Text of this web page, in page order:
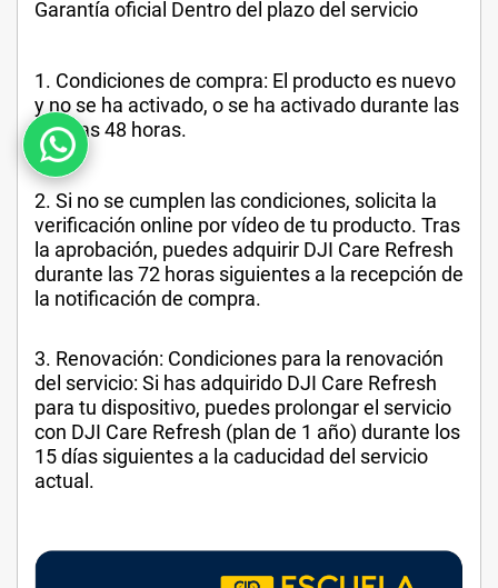
Garantía oficial Dentro del plazo del servicio
1. Condiciones de compra: El producto es nuevo
y no se ha activado, o se ha activado durante las
últimas 48 horas.
2. Si no se cumplen las condiciones, solicita la
verificación online por vídeo de tu producto. Tras
la aprobación, puedes adquirir DJI Care Refresh
durante las 72 horas siguientes a la recepción de
la notificación de compra.
3. Renovación: Condiciones para la renovación
del servicio: Si has adquirido DJI Care Refresh
para tu dispositivo, puedes prolongar el servicio
con DJI Care Refresh (plan de 1 año) durante los
15 días siguientes a la caducidad del servicio
actual.